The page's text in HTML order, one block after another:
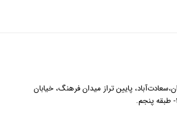
پایین تراز میدان فرهنگ، خیابان